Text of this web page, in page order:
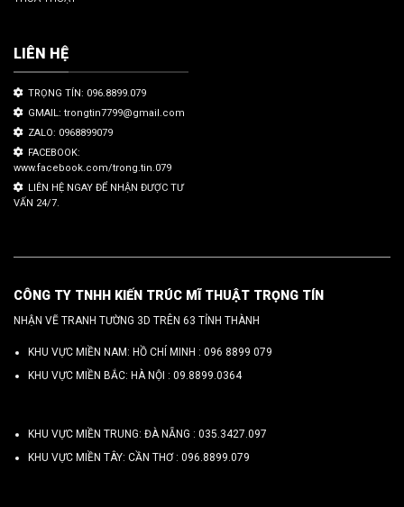
LIÊN HỆ
TRỌNG TÍN: 096.8899.079
GMAIL: trongtin7799@gmail.com
ZALO: 0968899079
FACEBOOK:
www.facebook.com/trong.tin.079
LIÊN HỆ NGAY ĐỂ NHẬN ĐƯỢC TƯ
VẤN 24/7.
CÔNG TY TNHH KIẾN TRÚC MĨ THUẬT TRỌNG TÍN
NHẬN VẼ TRANH TƯỜNG 3D TRÊN 63 TỈNH THÀNH
KHU VỰC MIỀN NAM: HỒ CHÍ MINH : 096 8899 079
KHU VỰC MIỀN BẮC: HÀ NỘI : 09.8899.0364
KHU VỰC MIỀN TRUNG: ĐÀ NẴNG : 035.3427.097
KHU VỰC MIỀN TÂY: CẦN THƠ : 096.8899.079